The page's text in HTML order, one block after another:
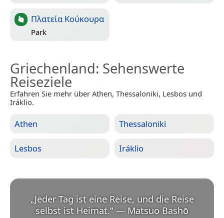
Πλατεία Κούκουρα
Park
Griechenland: Sehenswerte
Reiseziele
Erfahren Sie mehr über Athen, Thessaloniki, Lesbos und
Iráklio.
Athen Thessaloniki
Lesbos Iráklio
„Jeder Tag ist eine Reise, und die Reise
selbst ist Heimat.“ — Matsuo Bashō